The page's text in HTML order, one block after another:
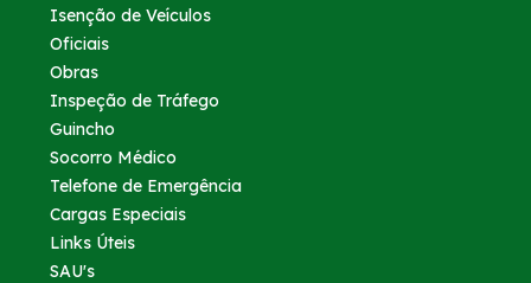
Isenção de Veículos
Oficiais
Obras
Inspeção de Tráfego
Guincho
Socorro Médico
Telefone de Emergência
Cargas Especiais
Links Úteis
SAU's